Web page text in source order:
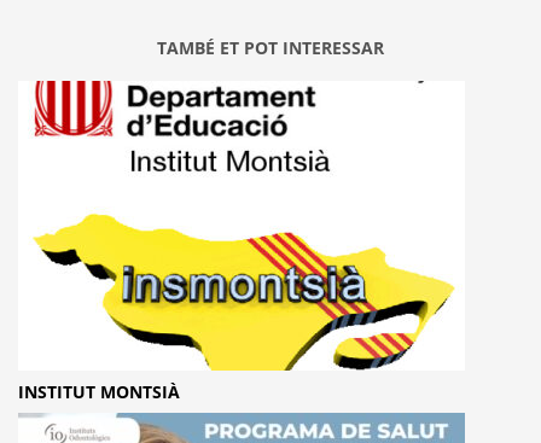
TAMBÉ ET POT INTERESSAR
INSTITUT MONTSIÀ